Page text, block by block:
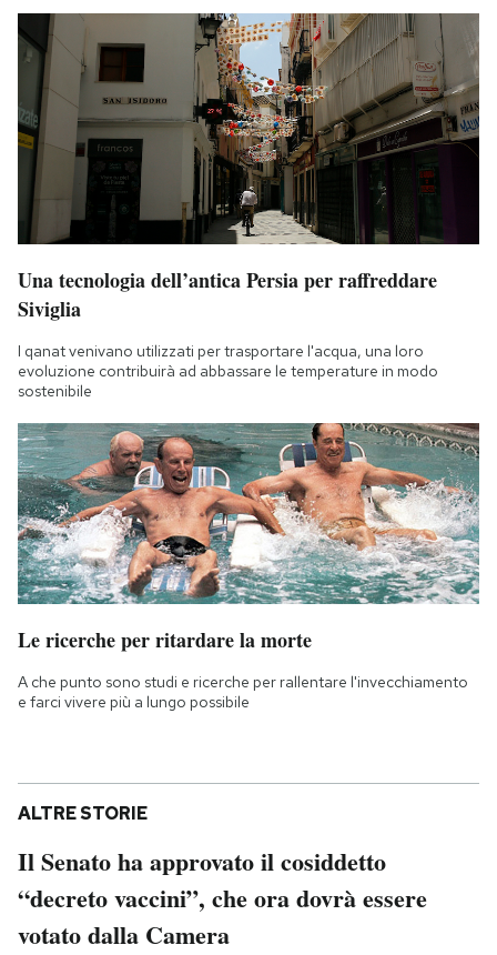
Esci
Una tecnologia dell’antica Persia per raffreddare
Siviglia
I qanat venivano utilizzati per trasportare l'acqua, una loro
evoluzione contribuirà ad abbassare le temperature in modo
sostenibile
Le ricerche per ritardare la morte
A che punto sono studi e ricerche per rallentare l'invecchiamento
e farci vivere più a lungo possibile
ALTRE STORIE
Il Senato ha approvato il cosiddetto
“decreto vaccini”, che ora dovrà essere
votato dalla Camera